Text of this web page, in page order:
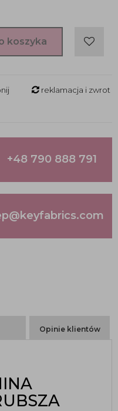
koszyka
reklamacja i zwrot
+48 790 888 791
Opinie klientów